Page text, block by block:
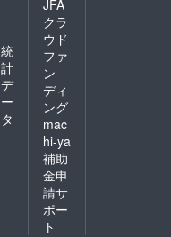
統
計
デ
ー
タ
JFA
クラ
ウド
ファ
ン
ディ
ング
mac
hi-ya
補助
金申
請サ
ポー
ト